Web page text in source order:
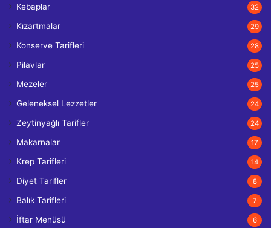
Kebaplar 32
Kızartmalar 29
Konserve Tarifleri 28
Pilavlar 25
Mezeler 25
Geleneksel Lezzetler 24
Zeytinyağlı Tarifler 24
Makarnalar 17
Krep Tarifleri 14
Diyet Tarifler 8
Balık Tarifleri 7
İftar Menüsü 6